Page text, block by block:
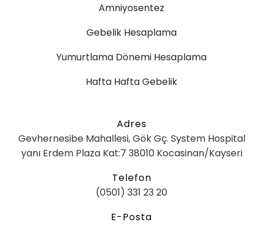
Amniyosentez
Gebelik Hesaplama
Yumurtlama Dönemi Hesaplama
Hafta Hafta Gebelik
Adres
Gevhernesibe Mahallesi, Gök Gç. System Hospital
yanı Erdem Plaza Kat:7 38010 Kocasinan/Kayseri
Telefon
(0501) 331 23 20
E-Posta